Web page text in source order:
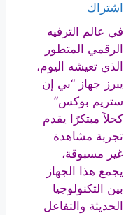
اشتراك
في عالم الترفيه
الرقمي المتطور
الذي تعيشه اليوم،
يبرز جهاز “بي إن
ستريم بوكس”
كحلاً مبتكرًا يقدم
تجربة مشاهدة
غير مسبوقة،
يجمع هذا الجهاز
بين التكنولوجيا
الحديثة والتفاعل